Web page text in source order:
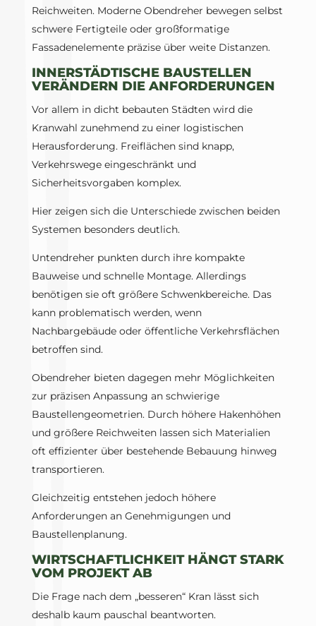
Reichweiten. Moderne Obendreher bewegen selbst
schwere Fertigteile oder großformatige
Fassadenelemente präzise über weite Distanzen.
INNERSTÄDTISCHE BAUSTELLEN
VERÄNDERN DIE ANFORDERUNGEN
Vor allem in dicht bebauten Städten wird die
Kranwahl zunehmend zu einer logistischen
Herausforderung. Freiflächen sind knapp,
Verkehrswege eingeschränkt und
Sicherheitsvorgaben komplex.
Hier zeigen sich die Unterschiede zwischen beiden
Systemen besonders deutlich.
Untendreher punkten durch ihre kompakte
Bauweise und schnelle Montage. Allerdings
benötigen sie oft größere Schwenkbereiche. Das
kann problematisch werden, wenn
Nachbargebäude oder öffentliche Verkehrsflächen
betroffen sind.
Obendreher bieten dagegen mehr Möglichkeiten
zur präzisen Anpassung an schwierige
Baustellengeometrien. Durch höhere Hakenhöhen
und größere Reichweiten lassen sich Materialien
oft effizienter über bestehende Bebauung hinweg
transportieren.
Gleichzeitig entstehen jedoch höhere
Anforderungen an Genehmigungen und
Baustellenplanung.
WIRTSCHAFTLICHKEIT HÄNGT STARK
VOM PROJEKT AB
Die Frage nach dem „besseren“ Kran lässt sich
deshalb kaum pauschal beantworten.